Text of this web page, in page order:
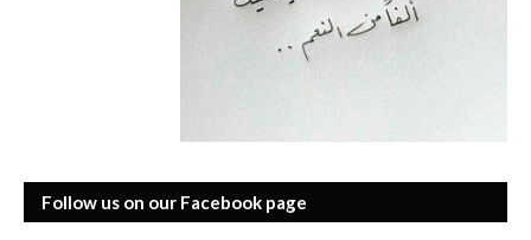
Follow us on our Facebook page